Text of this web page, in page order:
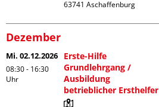
Dezember
Mi. 02.12.2026
08:30 - 16:30
Uhr
Erste-Hilfe
Grundlehrgang /
Ausbildung
betrieblicher Ersthelfer